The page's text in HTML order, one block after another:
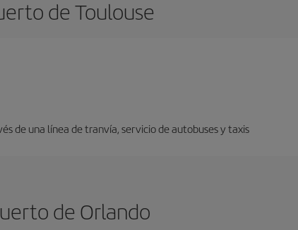
de Toulouse
de una línea de tranvía, servicio de autobuses y taxis
de Orlando